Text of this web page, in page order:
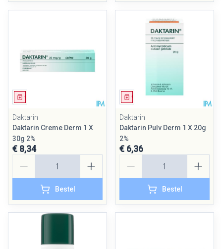
Geneesmiddel
Daktarin
Daktarin Creme Derm 1 X
30g 2%
€ 8,34
Bestel
Geneesmiddel
Daktarin
Daktarin Pulv Derm 1 X 20g
2%
€ 6,36
Bestel